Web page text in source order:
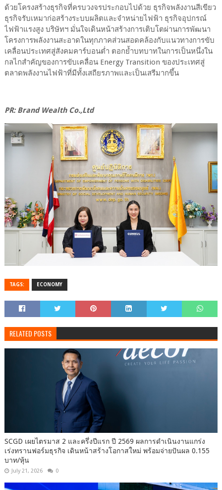
ด้วยโครงสร้างธุรกิจที่ครบวงจรประกอบไปด้วย ธุรกิจพลังงานสีเขียว
ธุรกิจรับเหมาก่อสร้างระบบผลิตและจำหน่ายไฟฟ้า ธุรกิจอุปกรณ์
ไฟฟ้าแรงสูง บริษัทฯ มั่นใจเดินหน้าสร้างการเติบโตผ่านการพัฒนา
โครงการพลังงานสะอาดในทุกภาคส่วนสอดคล้องกับแนวทางการขับ
เคลื่อนประเทศสู่สังคมคาร์บอนต่ำ ตอกย้ำบทบาทในการเป็นหนึ่งใน
กลไกสำคัญของการขับเคลื่อน Energy Transition ของประเทศสู่
ตลาดพลังงานไฟฟ้าที่มีทั้งเสถียรภาพและเป็นเสรีมากขึ้น
PR: Brand Wealth Co.,Ltd
TAGS: ECONOMY
RELATED POSTS
SCGD เผยไตรมาส 2 และครึ่งปีแรก ปี 2569 ผลการดำเนินงานแกร่ง
เร่งทรานฟอร์มธุรกิจ เดินหน้าสร้างโอกาสใหม่ พร้อมจ่ายปันผล 0.155
บาท/หุ้น
July 21, 2026 0